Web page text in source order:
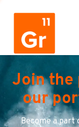
Join the
our
Become a part